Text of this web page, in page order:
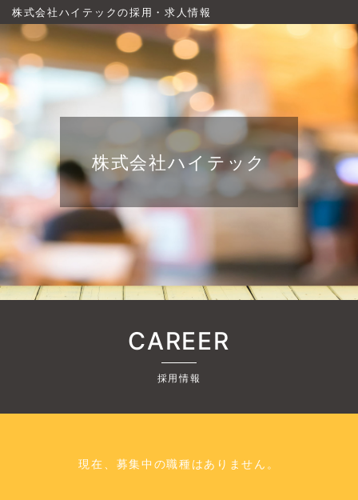
株式会社ハイテックの採用・求人情報
株式会社ハイテック
CAREER
採用情報
現在、募集中の職種はありません。